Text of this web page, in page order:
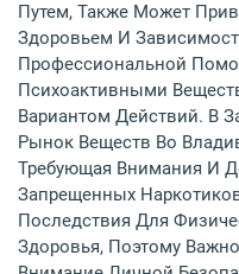
Путем, Также Может
Здоровьем И
Профессиональной
Психоактивными
Вариантом Действий. В
Рынок Веществ Во
Требующая Внимания И
Запрещенных
Последствия Для
Здоровья, Поэтому